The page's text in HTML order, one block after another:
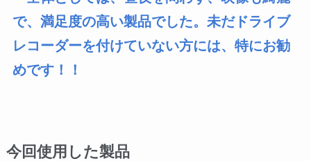
で、満足度の高い製品でした。未だドライブ
レコーダーを付けていない方には、特にお勧
めです！！
今回使用した製品